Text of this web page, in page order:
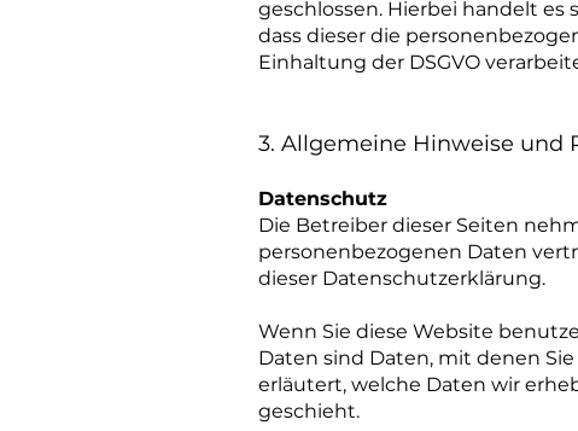
geschlossen. Hierbei handelt
dass dieser die
Einhaltung der DSGVO
3. Allgemeine Hinweise und
Datenschutz
Die Betreiber dieser Seiten
personenbezogenen Daten
dieser Datenschutzerklärung.
Wenn Sie diese Website
Daten sind Daten, mit denen
erläutert, welche Daten wir
geschieht.